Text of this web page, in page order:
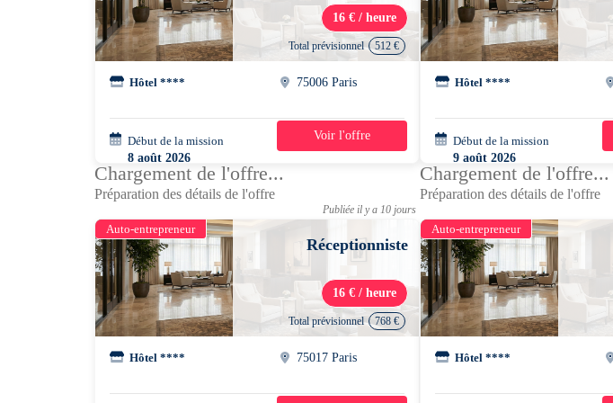
16 € / heure
Total prévisionnel 512 €
Hôtel **** 75006 Paris
Début de la mission
8 août 2026
09h00 - 17h00
5 jours
Voir l'offre
Hôtel ****
Début de la mission
9 août 2026
12h30 - 21h00
Chargement de l'offre...
Préparation des détails de l'offre
Publiée il y a 10 jours
Auto-entrepreneur
Réceptionniste
16 € / heure
Total prévisionnel 768 €
Hôtel **** 75017 Paris
Chargement de l'offre...
Préparation des détails de l'offre
Auto-entrepreneur
Hôtel ****